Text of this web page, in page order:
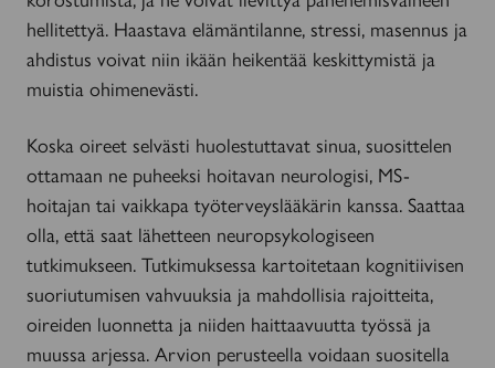
hellitettyä. Haastava elämäntilanne, stressi, masennus ja
ahdistus voivat niin ikään heikentää keskittymistä ja
muistia ohimenevästi.
Koska oireet selvästi huolestuttavat sinua, suosittelen
ottamaan ne puheeksi hoitavan neurologisi, MS-
hoitajan tai vaikkapa työterveyslääkärin kanssa. Saattaa
olla, että saat lähetteen neuropsykologiseen
tutkimukseen. Tutkimuksessa kartoitetaan kognitiivisen
suoriutumisen vahvuuksia ja mahdollisia rajoitteita,
oireiden luonnetta ja niiden haittaavuutta työssä ja
muussa arjessa. Arvion perusteella voidaan suositella